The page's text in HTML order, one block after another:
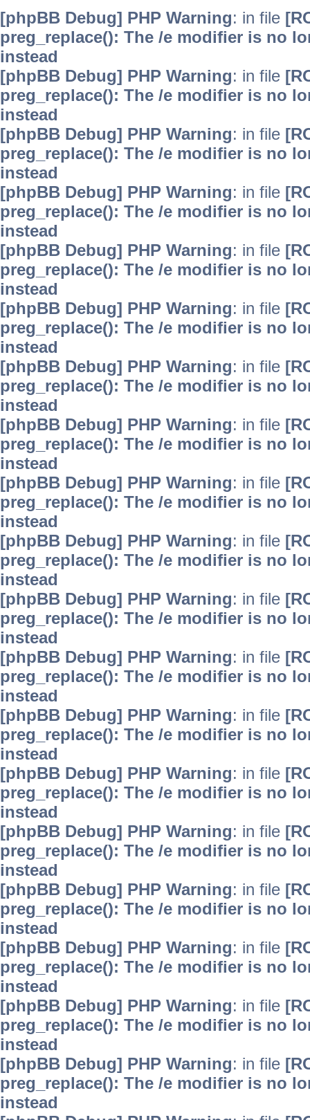
[phpBB Debug] PHP Warning: in file
preg_replace(): The /e modifier is no
instead
[phpBB Debug] PHP Warning: in file
preg_replace(): The /e modifier is no
instead
[phpBB Debug] PHP Warning: in file
preg_replace(): The /e modifier is no
instead
[phpBB Debug] PHP Warning: in file
preg_replace(): The /e modifier is no
instead
[phpBB Debug] PHP Warning: in file
preg_replace(): The /e modifier is no
instead
[phpBB Debug] PHP Warning: in file
preg_replace(): The /e modifier is no
instead
[phpBB Debug] PHP Warning: in file
preg_replace(): The /e modifier is no
instead
[phpBB Debug] PHP Warning: in file
preg_replace(): The /e modifier is no
instead
[phpBB Debug] PHP Warning: in file
preg_replace(): The /e modifier is no
instead
[phpBB Debug] PHP Warning: in file
preg_replace(): The /e modifier is no
instead
[phpBB Debug] PHP Warning: in file
preg_replace(): The /e modifier is no
instead
[phpBB Debug] PHP Warning: in file
preg_replace(): The /e modifier is no
instead
[phpBB Debug] PHP Warning: in file
preg_replace(): The /e modifier is no
instead
[phpBB Debug] PHP Warning: in file
preg_replace(): The /e modifier is no
instead
[phpBB Debug] PHP Warning: in file
preg_replace(): The /e modifier is no
instead
[phpBB Debug] PHP Warning: in file
preg_replace(): The /e modifier is no
instead
[phpBB Debug] PHP Warning: in file
preg_replace(): The /e modifier is no
instead
[phpBB Debug] PHP Warning: in file
preg_replace(): The /e modifier is no
instead
[phpBB Debug] PHP Warning: in file
preg_replace(): The /e modifier is no
instead